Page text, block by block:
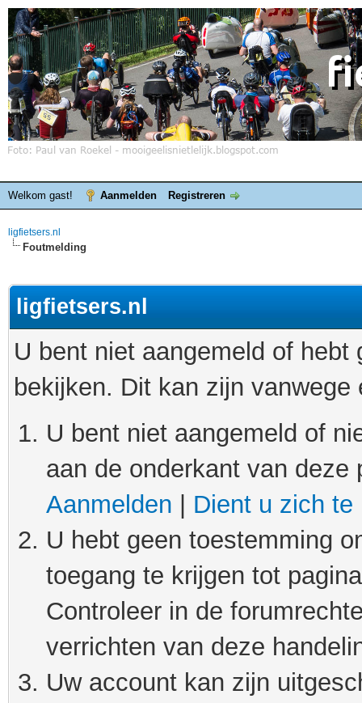
Welkom gast! Aanmelden Registreren
ligfietsers.nl
Foutmelding
ligfietsers.nl
U bent niet aangemeld of
bekijken. Dit kan zijn
U bent niet aangemeld of
aan de onderkant van
Aanmelden
Dient u zich te
U hebt geen toestemming
toegang te krijgen tot
Controleer in de
verrichten van deze
Uw account kan zijn